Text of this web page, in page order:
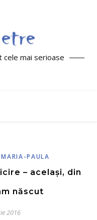
cele mai serioase
MARIA-PAULA
– același, din
născut
2016